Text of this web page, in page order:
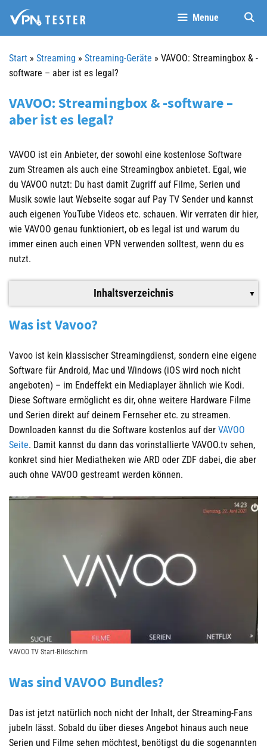
Springe
zum
Inhalt
Menue
Start » Streaming » Streaming-Geräte » VAVOO: Streamingbox & -
software – aber ist es legal?
VAVOO: Streamingbox & -software –
aber ist es legal?
VAVOO ist ein Anbieter, der sowohl eine kostenlose Software
zum Streamen als auch eine Streamingbox anbietet. Egal, wie
du VAVOO nutzt: Du hast damit Zugriff auf Filme, Serien und
Musik sowie laut Webseite sogar auf Pay TV Sender und kannst
auch eigenen YouTube Videos etc. schauen. Wir verraten dir hier,
wie VAVOO genau funktioniert, ob es legal ist und warum du
immer einen auch einen VPN verwenden solltest, wenn du es
nutzt.
Inhaltsverzeichnis
Was ist Vavoo?
Vavoo ist kein klassischer Streamingdienst, sondern eine eigene
Software für Android, Mac und Windows (iOS wird noch nicht
angeboten) – im Endeffekt ein Mediaplayer ähnlich wie Kodi.
Diese Software ermöglicht es dir, ohne weitere Hardware Filme
und Serien direkt auf deinem Fernseher etc. zu streamen.
Downloaden kannst du die Software kostenlos auf der VAVOO
Seite. Damit kannst du dann das vorinstallierte VAVOO.tv sehen,
konkret sind hier Mediatheken wie ARD oder ZDF dabei, die aber
auch ohne VAVOO gestreamt werden können.
VAVOO TV Start-Bildschirm
Was sind VAVOO Bundles?
Das ist jetzt natürlich noch nicht der Inhalt, der Streaming-Fans
jubeln lässt. Sobald du über dieses Angebot hinaus auch neue
Serien und Filme sehen möchtest, benötigst du die sogenannten